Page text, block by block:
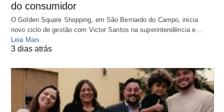
do consumidor
O Golden Square Shopping, em São Bernardo do Campo, inicia
novo ciclo de gestão com Victor Santos na superintendência e…
Leia Mais
3 dias atrás